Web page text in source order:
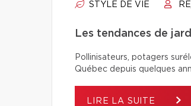
STYLE DE VIE
Les tendances de
Pollinisateurs, potagers
Québec depuis quelques
LIRE LA SUITE